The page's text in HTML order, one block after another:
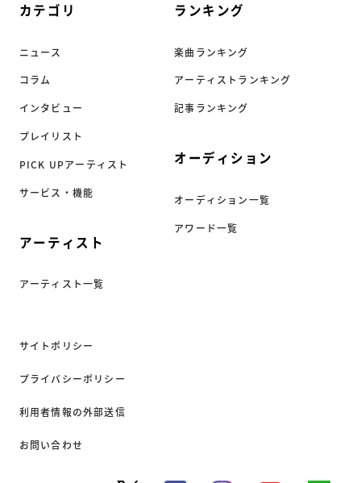
カテゴリ
ニュース
コラム
インタビュー
プレイリスト
PICK UPアーティスト
サービス・機能
アーティスト
アーティスト一覧
ランキング
楽曲ランキング
アーティストランキング
記事ランキング
オーディション
オーディション一覧
アワード一覧
サイトポリシー
プライバシーポリシー
利用者情報の外部送信
お問い合わせ